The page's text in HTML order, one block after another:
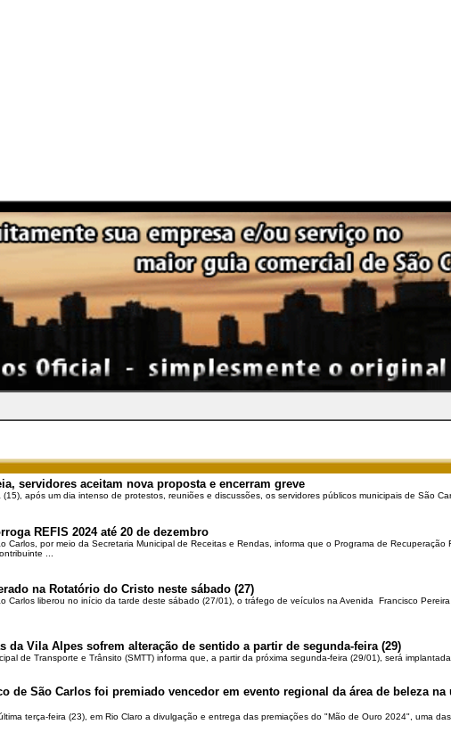
servidores aceitam nova proposta e encerram greve
(15), após um dia intenso de protestos, reuniões e discussões, os servidores públicos municipais de São
REFIS 2024 até 20 de dezembro
Carlos, por meio da Secretaria Municipal de Receitas e Rendas, informa que o Programa de Recuperação
...
na Rotatório do Cristo neste sábado (27)
Carlos liberou no início da tarde deste sábado (27/01), o tráfego de veículos na Avenida Francisco
da Vila Alpes sofrem alteração de sentido a partir de segunda-feira (29)
de Transporte e Trânsito (SMTT) informa que, a partir da próxima segunda-feira (29/01), será implantada
de São Carlos foi premiado vencedor em evento regional da área de beleza na
terça-feira (23), em Rio Claro a divulgação e entrega das premiações do "Mão de Ouro 2024", uma das